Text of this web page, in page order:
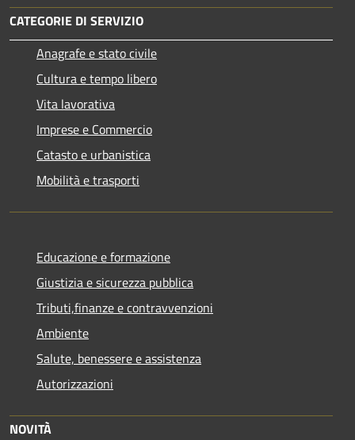
CATEGORIE DI SERVIZIO
Anagrafe e stato civile
Cultura e tempo libero
Vita lavorativa
Imprese e Commercio
Catasto e urbanistica
Mobilità e trasporti
Educazione e formazione
Giustizia e sicurezza pubblica
Tributi,finanze e contravvenzioni
Ambiente
Salute, benessere e assistenza
Autorizzazioni
NOVITÀ